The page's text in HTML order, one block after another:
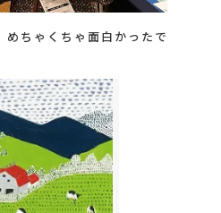
めちゃくちゃ面白かったで